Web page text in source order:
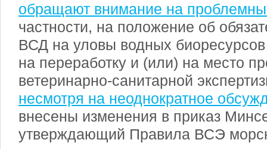
обращают внимание на
частности, на положение об
ВСД на уловы водных
на переработку и (или) на место
ветеринарно-санитарной
несмотря на неоднократное
внесены изменения в приказ
утверждающий Правила ВСЭ